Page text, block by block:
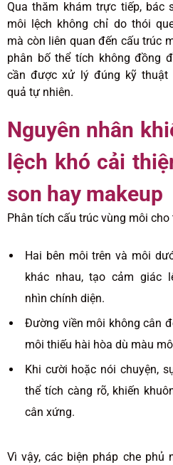
Qua thăm khám trực tiếp, bác
môi lệch không chỉ do thói
mà còn liên quan đến cấu trúc
phân bố thể tích không đồng
cần được xử lý đúng kỹ thuật
quả tự nhiên.
Nguyên nhân
lệch khó cải
son hay makeup
Phân tích cấu trúc vùng môi cho
Hai bên môi trên và môi
khác nhau, tạo cảm giác
nhìn chính diện.
Đường viền môi không cân
môi thiếu hài hòa dù màu
Khi cười hoặc nói chuyện,
thể tích càng rõ, khiến
cân xứng.
Vì vậy, các biện pháp che phủ